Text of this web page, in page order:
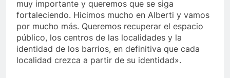
muy importante y queremos que se siga
fortaleciendo. Hicimos mucho en Alberti y vamos
por mucho más. Queremos recuperar el espacio
público, los centros de las localidades y la
identidad de los barrios, en definitiva que cada
localidad crezca a partir de su identidad».